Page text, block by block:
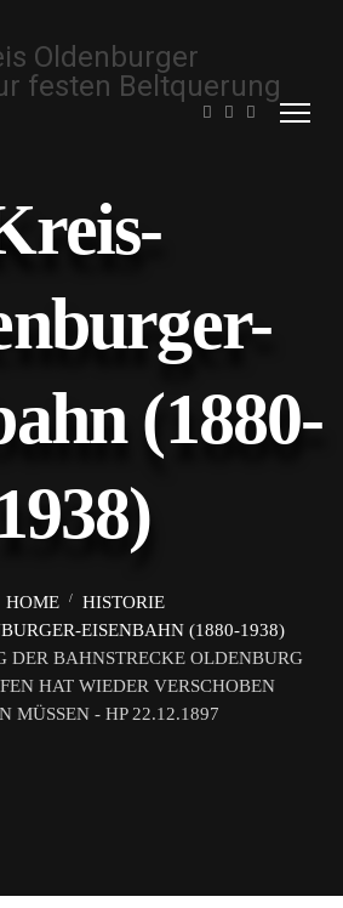
(1880-
HOME
HISTORIE
EISENBAHN (1880-1938)
DER BAHNSTRECKE OLDENBURG
HAT WIEDER VERSCHOBEN
MÜSSEN - HP 22.12.1897